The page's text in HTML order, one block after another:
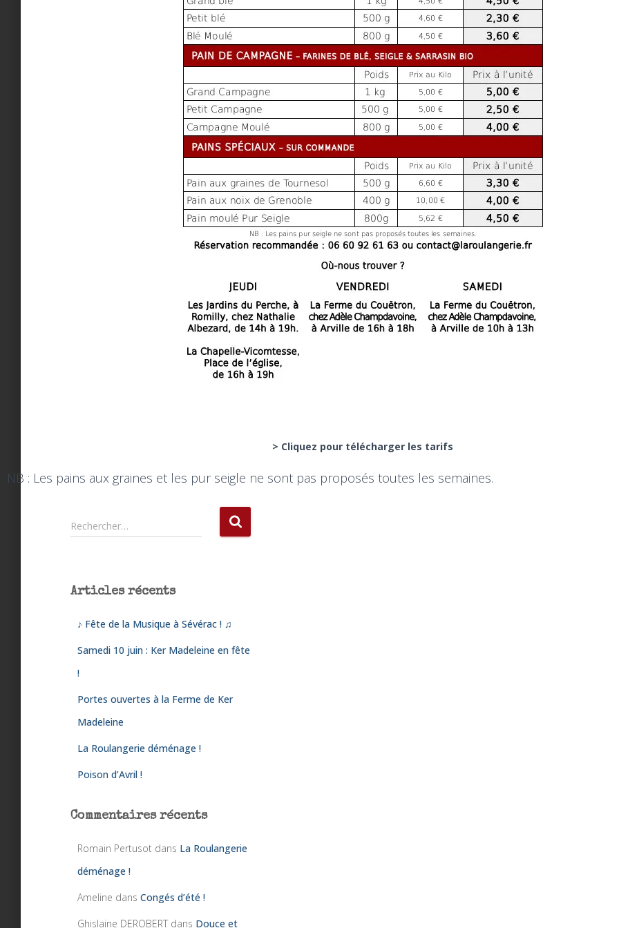
> Cliquez pour télécharger les tarifs
NB : Les pains aux graines et les pur seigle ne sont pas proposés toutes les semaines.
Rechercher…
Articles récents
♪ Fête de la Musique à Sévérac ! ♫
Samedi 10 juin : Ker Madeleine en fête
!
Portes ouvertes à la Ferme de Ker
Madeleine
La Roulangerie déménage !
Poison d’Avril !
Commentaires récents
Romain Pertusot dans La Roulangerie
déménage !
Ameline dans Congés d’été !
Ghislaine DEROBERT dans Douce et